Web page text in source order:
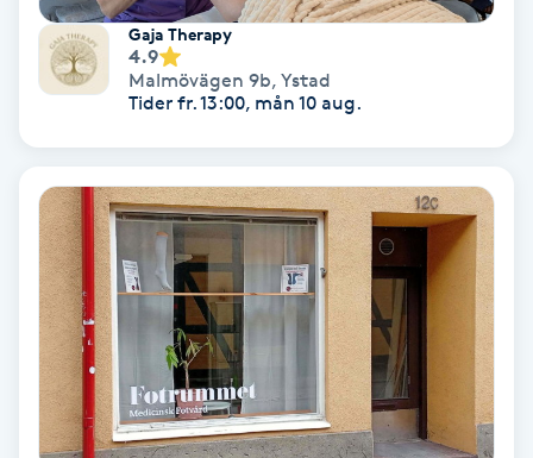
Lashlift Keratin
Liktornar
LPG
LPG-behandling
LPG-massage
Gaja Therapy
4.9
Malmövägen 9b, Ystad
Tider fr. 13:00, mån 10 aug.